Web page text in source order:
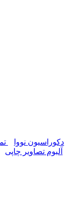
دکوراسیون نووا
آلبوم تصاویر چاپی